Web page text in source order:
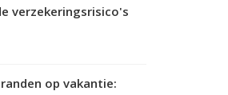
verzekeringsrisico's
op vakantie: